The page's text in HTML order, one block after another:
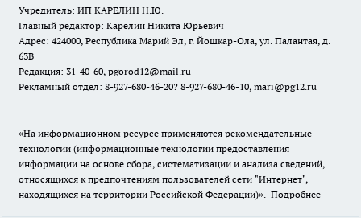
Учредитель: ИП КАРЕЛИН Н.Ю.
Главный редактор: Карелин Никита Юрьевич
Адрес: 424000, Республика Марий Эл, г. Йошкар-Ола, ул. Палантая, д.
63В
Редакция: 31-40-60, pgorod12@mail.ru
Рекламный отдел: 8-927-680-46-20? 8-927-680-46-10, mari@pg12.ru
«На информационном ресурсе применяются рекомендательные
технологии (информационные технологии предоставления
информации на основе сбора, систематизации и анализа сведений,
относящихся к предпочтениям пользователей сети "Интернет",
находящихся на территории Российской Федерации)». Подробнее